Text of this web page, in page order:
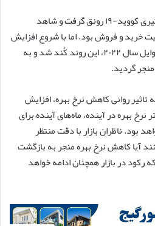
بازار مسکن کانادا در طول همه‌گیری کووید-۱۹ رونق گرفت و شاهد
خرید و فروش بود. اما با شروع افزایش
نرخ بهره توسط بانک مرکزی در اوایل سال ۲۰۲۲، این روند کُند شد و به
گردید.
تاثیر روانی کاهش نرخ بهره، افزایش
بهره در آینده، ماه‌های آینده برای
بود. ناظران بازار با دقت منتظر
آیا کاهش نرخ بهره منجر به بازگشت
رکود در بازار همچنان ادامه خواهد